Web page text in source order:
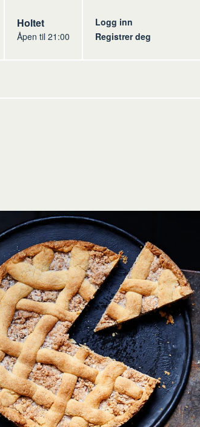
Jacobs
Holtet
Åpen til 21:00
Logg inn
Registrer deg